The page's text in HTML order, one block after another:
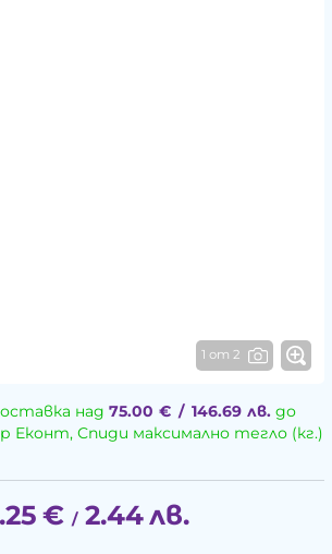
1 от 2
над 75.00 € / 146.69 лв.до
Еконт, Спиди максимално тегло (кг.)
€ / 2.44лв.